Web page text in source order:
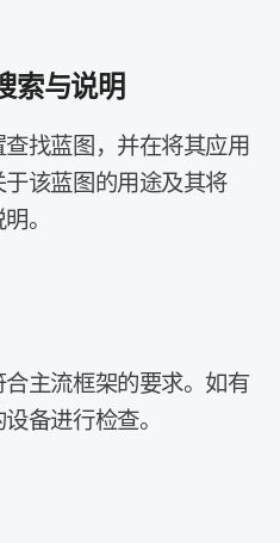
索​与​说明
找​蓝图，​并​在​将​其​应​用​
该​蓝图​的​用途​及​其​将​
。
主流​框架​的​要求。​如​有​
备​进行​检查。